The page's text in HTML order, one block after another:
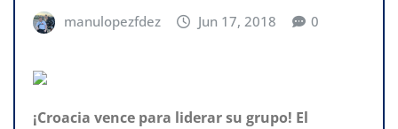
manulopezfdez Jun 17, 2018 0
¡Croacia vence para liderar su grupo! El